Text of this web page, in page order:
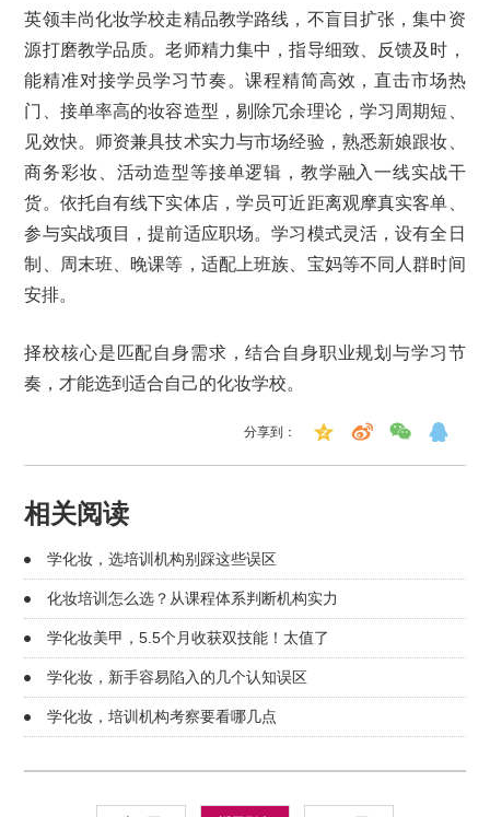
英领丰尚化妆学校走精品教学路线，不盲目扩张，集中资
源打磨教学品质。老师精力集中，指导细致、反馈及时，
能精准对接学员学习节奏。课程精简高效，直击市场热
门、接单率高的妆容造型，剔除冗余理论，学习周期短、
见效快。师资兼具技术实力与市场经验，熟悉新娘跟妆、
商务彩妆、活动造型等接单逻辑，教学融入一线实战干
货。依托自有线下实体店，学员可近距离观摩真实客单、
参与实战项目，提前适应职场。学习模式灵活，设有全日
制、周末班、晚课等，适配上班族、宝妈等不同人群时间
安排。
择校核心是匹配自身需求，结合自身职业规划与学习节
奏，才能选到适合自己的化妆学校。
分享到：
相关阅读
学化妆，选培训机构别踩这些误区
化妆培训怎么选？从课程体系判断机构实力
学化妆美甲，5.5个月收获双技能！太值了
学化妆，新手容易陷入的几个认知误区
学化妆，培训机构考察要看哪几点